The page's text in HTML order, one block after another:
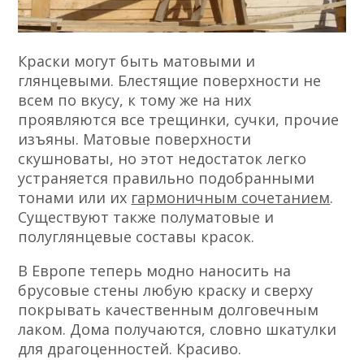
Краски могут быть матовыми и
глянцевыми. Блестящие поверхности не
всем по вкусу, к тому же на них
проявляются все трещинки, сучки, прочие
изъяны. Матовые поверхности
скушноваты, но этот недостаток легко
устраняется правильно подобранными
тонами или их гармоничным сочетанием.
Существуют также полуматовые и
полуглянцевые составы красок.
В Европе теперь модно наносить на
брусовые стены любую краску и сверху
покрывать качественным долговечным
лаком. Дома получаются, словно шкатулки
для драгоценностей. Красиво.